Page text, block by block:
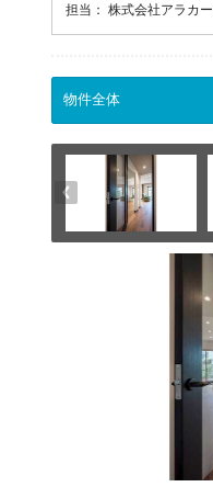
担当： 株式会社アラカ